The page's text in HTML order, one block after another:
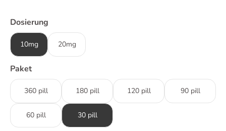
Dosierung
10mg 20mg
Paket
360 pill 180 pill 120 pill 90 pill
60 pill 30 pill